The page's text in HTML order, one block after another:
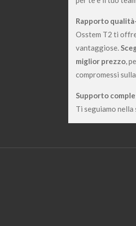
Rapporto
Osstem T2 ti
vantaggiose.
miglior prezzo,
compromessi
Supporto
Ti seguiamo